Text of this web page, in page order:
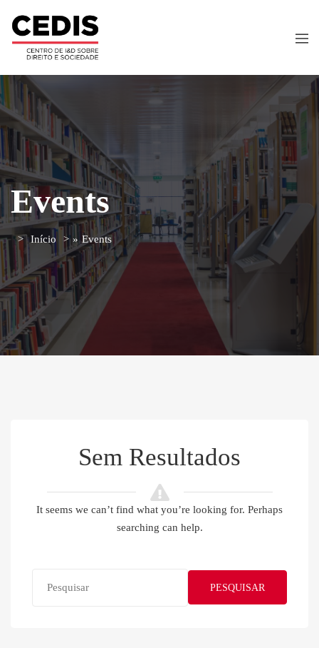
Events
Início » Events
Sem Resultados
It seems we can’t find what you’re looking for. Perhaps
searching can help.
PESQUISAR